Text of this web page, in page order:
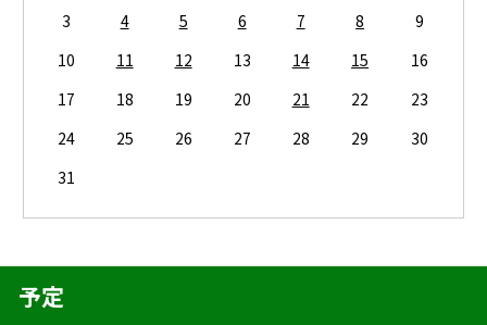
3
4 5 6 7 8
9
10
11 12 13 14 15
16
17
18 19 20 21 22
23
24
25 26 27 28 29
30
31
予定